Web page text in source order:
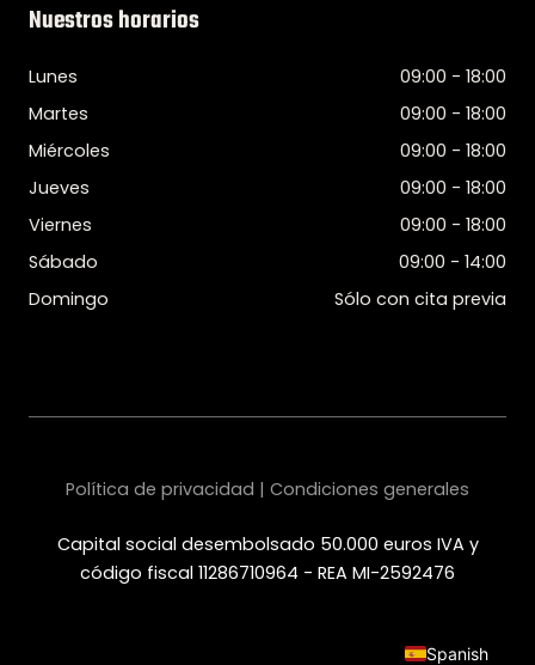
Nuestros horarios
Lunes
09:00 - 18:00
Martes
09:00 - 18:00
Miércoles
09:00 - 18:00
Jueves
09:00 - 18:00
Viernes
09:00 - 18:00
Sábado
09:00 - 14:00
Domingo
Sólo con cita previa
Capital social desembolsado 50.000 euros IVA y
código fiscal 11286710964 - REA MI-2592476
Política de privacidad | Condiciones generales
Spanish